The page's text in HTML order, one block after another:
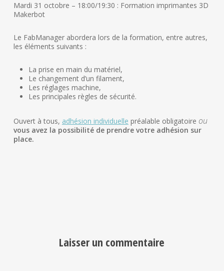
Mardi 31 octobre – 18:00/19:30 : Formation imprimantes 3D
Makerbot
Le FabManager abordera lors de la formation, entre autres,
les éléments suivants :
La prise en main du matériel,
Le changement d’un filament,
Les réglages machine,
Les principales règles de sécurité.
Ouvert à tous, adhésion individuelle préalable obligatoire ou
vous avez la possibilité de prendre votre adhésion sur
place.
Laisser un commentaire